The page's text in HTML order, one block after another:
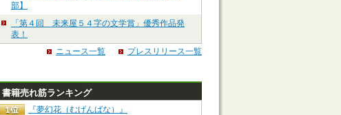
部】
「第４回 未来屋５４字の文学賞」優秀作品発
表！
ニュース一覧
プレスリリース一覧
書籍売れ筋ランキング
『夢幻花（むげんばな）』